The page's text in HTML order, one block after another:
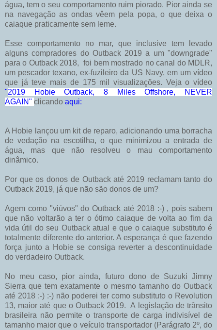
água, tem o seu comportamento ruim piorado. Pior ainda se
na navegação as ondas vêem pela popa, o que deixa o
caiaque praticamente sem leme.
Esse comportamento no mar, que inclusive tem levado
alguns compradores do Outback 2019 a um "downgrade"
para o Outback 2018, foi bem mostrado no canal do MDLR,
um pescador texano, ex-fuzileiro da US Navy, em um vídeo
que já teve mais de 175 mil visualizações. Veja o vídeo
"2019 Hobie Outback, 8 Miles Offshore, NEVER
AGAIN" clicando aqui:
A Hobie lançou um kit de reparo, adicionando uma borracha
de vedação na escotilha, o que minimizou a entrada de
água, mas que não resolveu o mau comportamento
dinâmico.
Por que os donos de Outback até 2019 reclamam tanto do
Outback 2019, já que não são donos de um?
Agem como "viúvos" do Outback até 2018 :-) , pois sabem
que não voltarão a ter o ótimo caiaque de volta ao fim da
vida útil do seu Outback atual e que o caiaque substituto é
totalmente diferente do anterior. A esperança é que fazendo
força junto a Hobie se consiga reverter a descontinuidade
do verdadeiro Outback.
No meu caso, pior ainda, futuro dono de Suzuki Jimny
Sierra que tem exatamente o mesmo tamanho do Outback
até 2018 :-) :-) não poderei ter como substituto o Revolution
13, maior até que o Outback 2019. A legislação de trânsito
brasileira não permite o transporte de carga indivisível de
tamanho maior que o veículo transportador (Parágrafo 2º, do